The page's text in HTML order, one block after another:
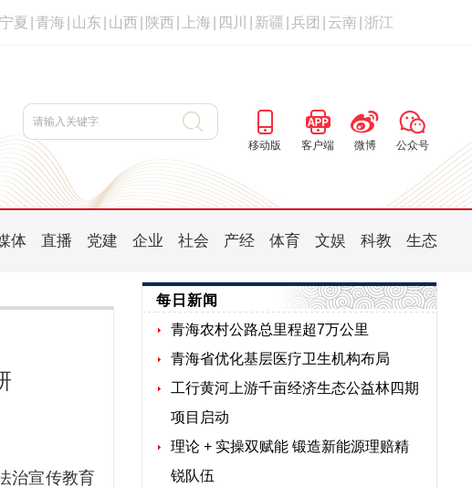
宁夏 青海 山东 山西 陕西 上海 四川 新疆 兵团 云南 浙江
移动版 客户端 微博 公众号
体 直播 党建 企业 社会 产经 体育 文娱 科教 生态
治宣传教育
每日新闻
青海农村公路总里程超7万公里
青海省优化基层医疗卫生机构布局
工行黄河上游千亩经济生态公益林四期
项目启动
理论 + 实操双赋能 锻造新能源理赔精
锐队伍